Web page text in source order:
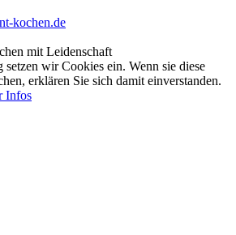
kochen.de
mit Leidenschaft
setzen wir Cookies ein. Wenn sie diese
erklären Sie sich damit einverstanden.
Infos